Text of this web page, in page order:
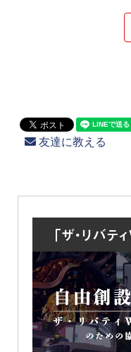
友達に教える